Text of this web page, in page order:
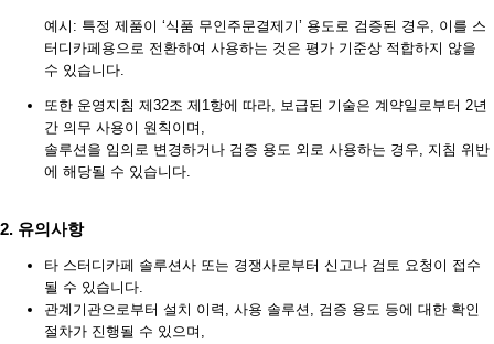
예시: 특정 제품이 ‘식품 무인주문결제기’ 용도로 검증된 경우, 이를 스
터디카페용으로 전환하여 사용하는 것은 평가 기준상 적합하지 않을
수 있습니다.
또한 운영지침 제32조 제1항에 따라, 보급된 기술은 계약일로부터 2년
간 의무 사용이 원칙 이며,
솔루션을 임의로 변경하거나 검증 용도 외로 사용하는 경우, 지침 위반
에 해당될 수 있습니다.
2. 유의사항
타 스터디카페 솔루션사 또는 경쟁사로부터 신고나 검토 요청이 접수
될 수 있 습니다.
관계기관으로부터 설치 이력, 사용 솔루션, 검증 용도 등에 대한 확인
절차가 진행될 수 있으며,